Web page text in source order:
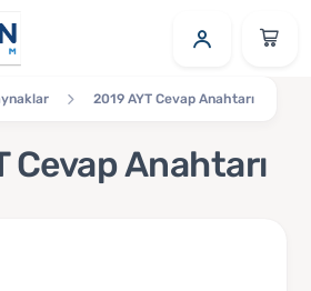
2019 AYT Cevap Anahtarı
Cevap Anahtarı